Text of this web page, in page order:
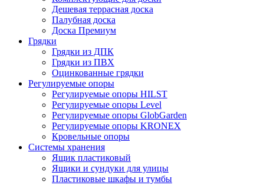
Дешевая террасная доска
Палубная доска
Доска Премиум
Грядки
Грядки из ДПК
Грядки из ПВХ
Оцинкованные грядки
Регулируемые опоры
Регулируемые опоры HILST
Регулируемые опоры Level
Регулируемые опоры GlobGarden
Регулируемые опоры KRONEX
Кровельные опоры
Системы хранения
Ящик пластиковый
Ящики и сундуки для улицы
Пластиковые шкафы и тумбы